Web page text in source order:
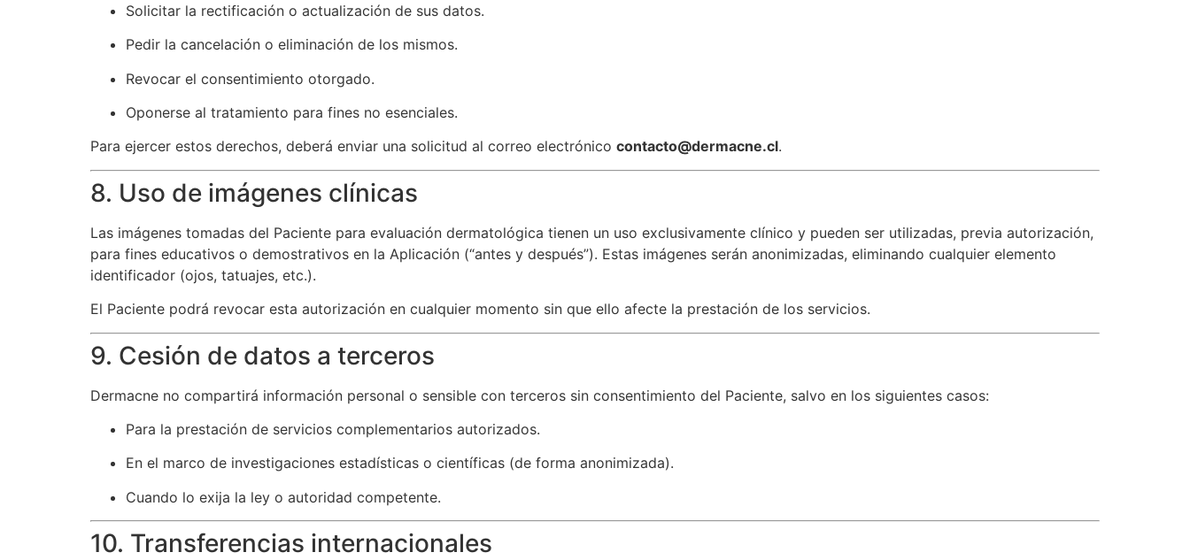
Solicitar la rectificación o actualización de sus datos.
Pedir la cancelación o eliminación de los mismos.
Revocar el consentimiento otorgado.
Oponerse al tratamiento para fines no esenciales.
Para ejercer estos derechos, deberá enviar una solicitud al correo electrónico contacto@dermacne.cl.
8. Uso de imágenes clínicas
Las imágenes tomadas del Paciente para evaluación dermatológica tienen un uso exclusivamente clínico y pueden ser utilizadas, previa autorización,
para fines educativos o demostrativos en la Aplicación (“antes y después”). Estas imágenes serán anonimizadas, eliminando cualquier elemento
identificador (ojos, tatuajes, etc.).
El Paciente podrá revocar esta autorización en cualquier momento sin que ello afecte la prestación de los servicios.
9. Cesión de datos a terceros
Dermacne no compartirá información personal o sensible con terceros sin consentimiento del Paciente, salvo en los siguientes casos:
Para la prestación de servicios complementarios autorizados.
En el marco de investigaciones estadísticas o científicas (de forma anonimizada).
Cuando lo exija la ley o autoridad competente.
10. Transferencias internacionales